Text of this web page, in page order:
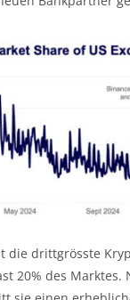
die drittgrösste
20% des Marktes.